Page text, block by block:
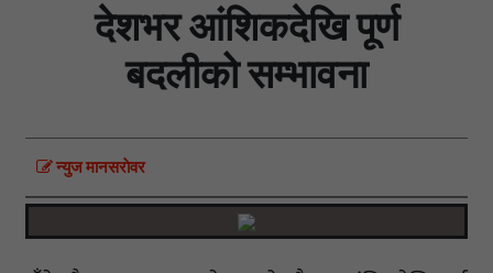
देशभर आंशिकदेखि पूर्ण
बदलीको सम्भावना
न्युज मानसराेवर